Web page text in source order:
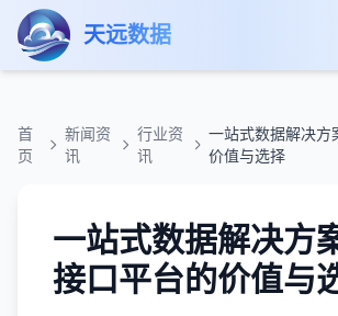
跳转到主要内容
天远数据
首
页
新闻资
讯
行业资
讯
一站式数据解决方
价值与选择
一站式数据解决方
接口平台的价值与